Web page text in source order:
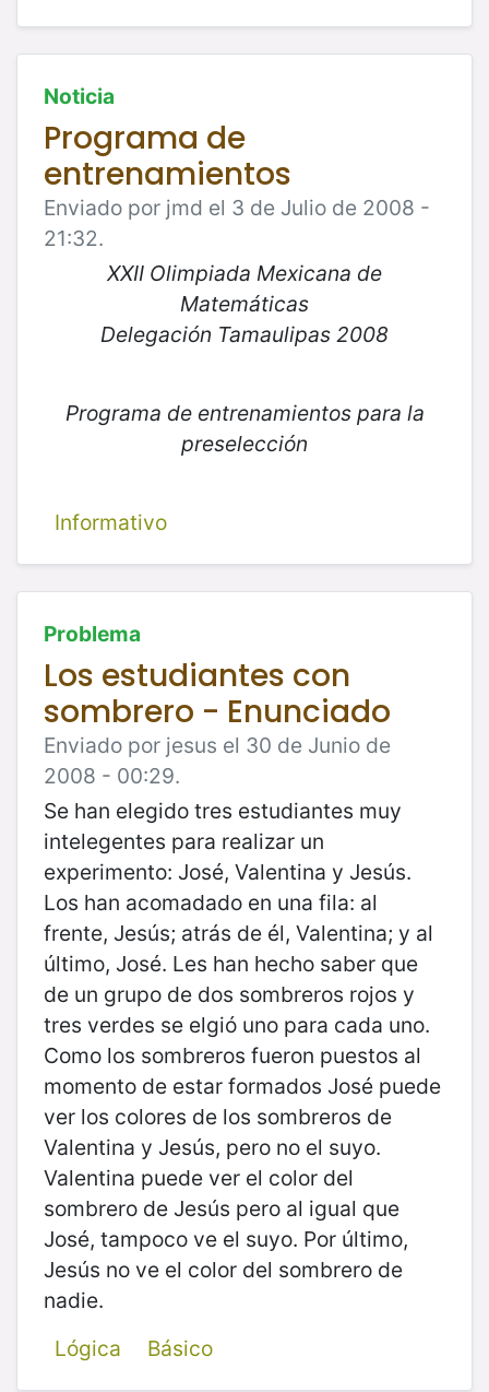
Noticia
Programa de
entrenamientos
Enviado por jmd el 3 de Julio de 2008 -
21:32.
XXII Olimpiada Mexicana de
Matemáticas
Delegación Tamaulipas 2008
Programa de entrenamientos para la
preselección
Informativo
Problema
Los estudiantes con
sombrero - Enunciado
Enviado por jesus el 30 de Junio de
2008 - 00:29.
Se han elegido tres estudiantes muy
intelegentes para realizar un
experimento: José, Valentina y Jesús.
Los han acomadado en una fila: al
frente, Jesús; atrás de él, Valentina; y al
último, José. Les han hecho saber que
de un grupo de dos sombreros rojos y
tres verdes se elgió uno para cada uno.
Como los sombreros fueron puestos al
momento de estar formados José puede
ver los colores de los sombreros de
Valentina y Jesús, pero no el suyo.
Valentina puede ver el color del
sombrero de Jesús pero al igual que
José, tampoco ve el suyo. Por último,
Jesús no ve el color del sombrero de
nadie.
Lógica
Básico